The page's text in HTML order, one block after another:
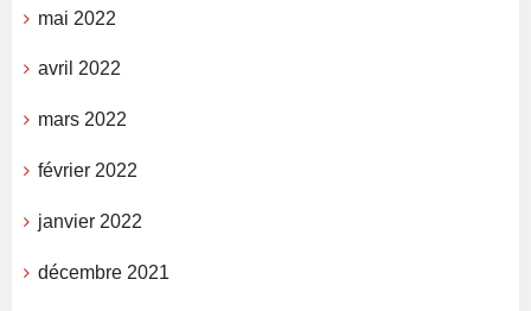
mai 2022
avril 2022
mars 2022
février 2022
janvier 2022
décembre 2021